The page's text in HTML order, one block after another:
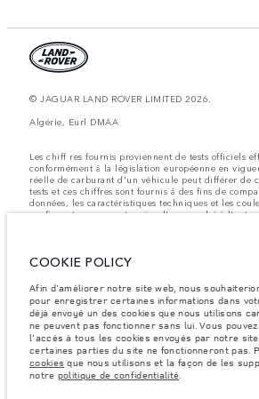
© JAGUAR LAND ROVER LIMITED 2026.
Algérie, Eurl DMAA
Les chiff res fournis proviennent de tests officiels
conformément å la législation européenne en
réelle de carburant d'un véhicule peut différer de
tests et ces chiffres sont fournis å des fins de
données, les caractéristiques techniques et les
configurateur peuvent varier d'un marché à l'autre
Les poids indiqués correspondent à des
affecteront la charge utile. Assurez-vous que le
véhicule, les charges maximales par essieu et la
dépassés lorsque vous chargez des accessoires,
et des carburants.
Remarque importante sur les images et les
mondiale de semi-conducteurs affecte
construction des véhicules, la disponibilité des
construction. Cette situation s’avère très fluctuante,
COOKIE POLICY
Afin d'améliorer notre site web, nous
pour enregistrer certaines informations dans
déjà envoyé un des cookies que nous utilisons
ne peuvent pas fonctionner sans lui. Vous
l'accès à tous les cookies envoyés par notre
certaines parties du site ne fonctionneront pas.
cookies que nous utilisons et la façon de les
notre politique de confidentialité.